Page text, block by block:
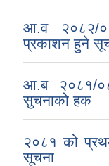
आ.व २०८२/
प्रकाशन हुने
आ.ब २०८१/
सुचनाको हक
२०८१ को
सूचना